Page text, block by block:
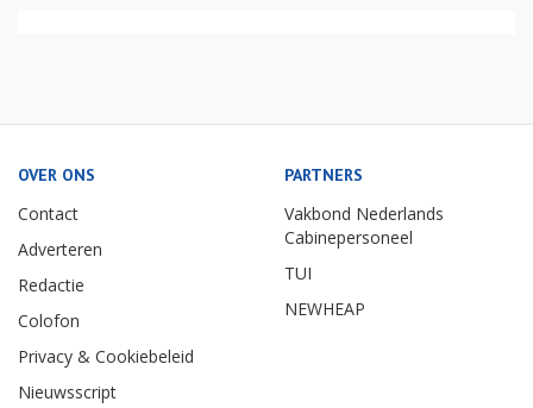
OVER ONS
Contact
Adverteren
Redactie
Colofon
Privacy & Cookiebeleid
Nieuwsscript
PARTNERS
Vakbond Nederlands
Cabinepersoneel
TUI
NEWHEAP